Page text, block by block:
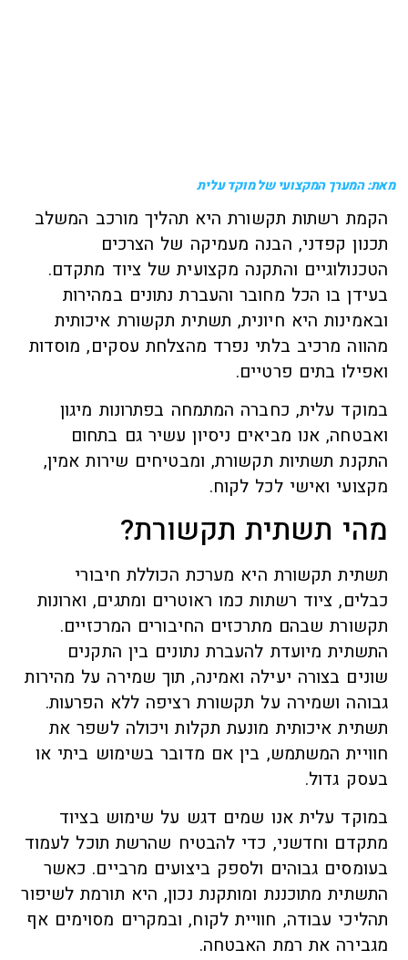
מאת: המערך המקצועי של מוקד עלית
הקמת רשתות תקשורת היא תהליך מורכב המשלב
תכנון קפדני, הבנה מעמיקה של הצרכים
הטכנולוגיים והתקנה מקצועית של ציוד מתקדם.
בעידן בו הכל מחובר והעברת נתונים במהירות
ובאמינות היא חיונית, תשתית תקשורת איכותית
מהווה מרכיב בלתי נפרד מהצלחת עסקים, מוסדות
ואפילו בתים פרטיים.
במוקד עלית, כחברה המתמחה בפתרונות מיגון
ואבטחה, אנו מביאים ניסיון עשיר גם בתחום
התקנת תשתיות תקשורת, ומבטיחים שירות אמין,
מקצועי ואישי לכל לקוח.
מהי תשתית תקשורת?
תשתית תקשורת היא מערכת הכוללת חיבורי
כבלים, ציוד רשתות כמו ראוטרים ומתגים, וארונות
תקשורת שבהם מתרכזים החיבורים המרכזיים.
התשתית מיועדת להעברת נתונים בין התקנים
שונים בצורה יעילה ואמינה, תוך שמירה על מהירות
גבוהה ושמירה על תקשורת רציפה ללא הפרעות.
תשתית איכותית מונעת תקלות ויכולה לשפר את
חוויית המשתמש, בין אם מדובר בשימוש ביתי או
בעסק גדול.
במוקד עלית אנו שמים דגש על שימוש בציוד
מתקדם וחדשני, כדי להבטיח שהרשת תוכל לעמוד
בעומסים גבוהים ולספק ביצועים מרביים. כאשר
התשתית מתוכננת ומותקנת נכון, היא תורמת לשיפור
תהליכי עבודה, חוויית לקוח, ובמקרים מסוימים אף
מגבירה את רמת האבטחה.